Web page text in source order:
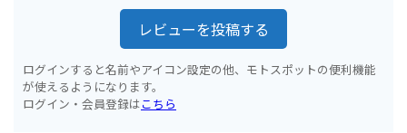
レビューを投稿する
ログインすると名前やアイコン設定の他、モトスポットの便利機能
が使えるようになります。
ログイン・会員登録はこちら